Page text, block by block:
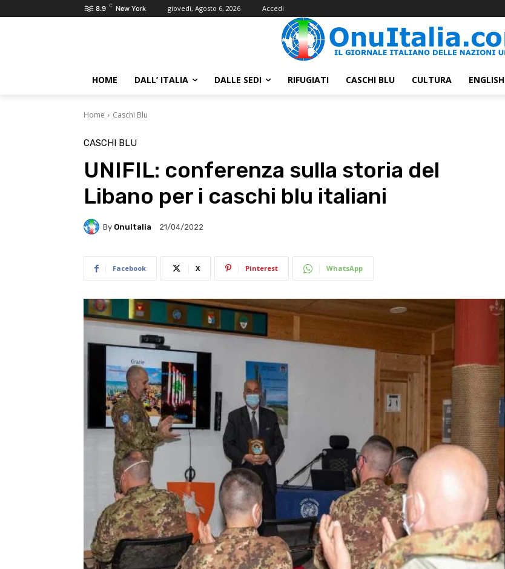
8.9 C New York giovedì, Agosto 6, 2026 Accedi
HOME DALL’ ITALIA DALLE SEDI RIFUGIATI CASCHI BLU CULTURA ENGLISH
Home Caschi Blu
CASCHI BLU
UNIFIL: conferenza sulla storia del
Libano per i caschi blu italiani
By OnuItalia 21/04/2022
Facebook X Pinterest WhatsApp